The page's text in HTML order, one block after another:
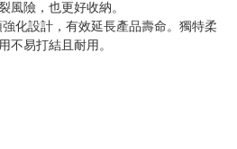
風險，也更好收納。
化設計，有效延長產品壽命。獨特柔
不易打結且耐用。